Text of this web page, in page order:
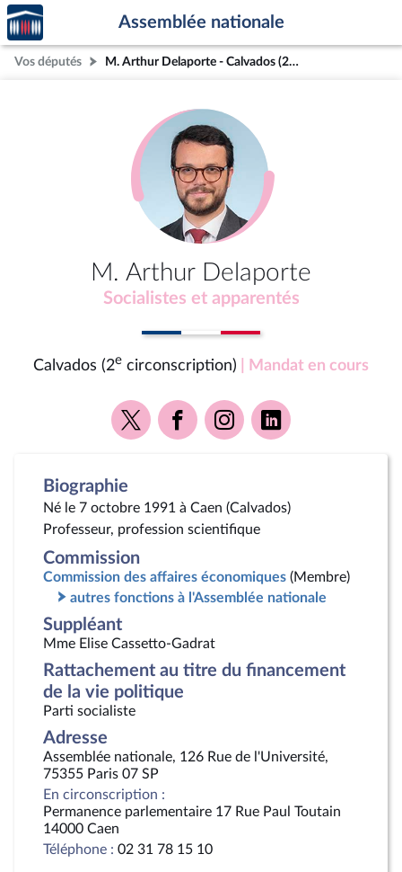
Aller au contenu
Aller en bas de la page
Accèder
à la
page
d'accueil
Assemblée nationale
Vos députés M. Arthur Delaporte - Calvados (2e circonscription)
M. Arthur Delaporte
Socialistes et apparentés
Calvados (2e circonscription) | Mandat en cours
Voir
la
Voir
la
Voir
la
Voir
la
Biographie
Né le 7 octobre 1991 à Caen (Calvados)
Professeur, profession scientifique
Commission
Commission des affaires économiques (Membre)
autres fonctions à l'Assemblée nationale
Suppléant
Mme Elise Cassetto-Gadrat
Rattachement au titre du financement
de la vie politique
Parti socialiste
Adresse
Assemblée nationale, 126 Rue de l'Université,
75355 Paris 07 SP
En circonscription :
Permanence parlementaire 17 Rue Paul Toutain
14000 Caen
Téléphone : 02 31 78 15 10